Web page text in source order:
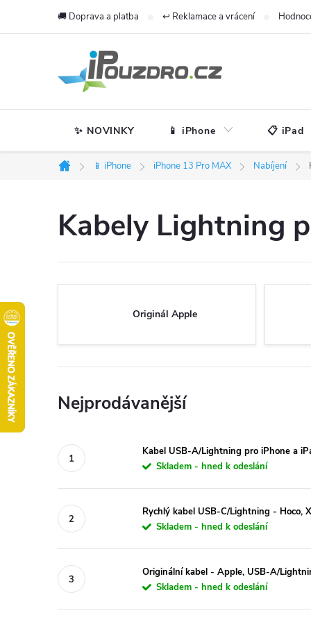
🚚 Doprava a platba ↩️ Reklamace a vrácení
✨ NOVINKY 📱 iPhone 📋 iPad
Domů
📱 iPhone iPhone 13 Pro MAX Nabíjení
Kabely Lightning
Originál Apple
Nejprodávanější
Kabel USB-A/Lightning pro iPhone a
Skladem - hned k odeslání
Rychlý kabel USB-C/Lightning - Hoco,
Skladem - hned k odeslání
Originální kabel - Apple, USB-A/
Skladem - hned k odeslání